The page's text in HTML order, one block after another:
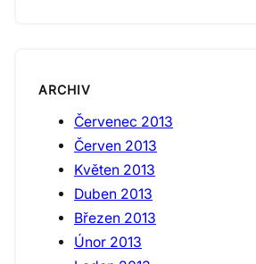
ARCHIV
Červenec 2013
Červen 2013
Květen 2013
Duben 2013
Březen 2013
Únor 2013